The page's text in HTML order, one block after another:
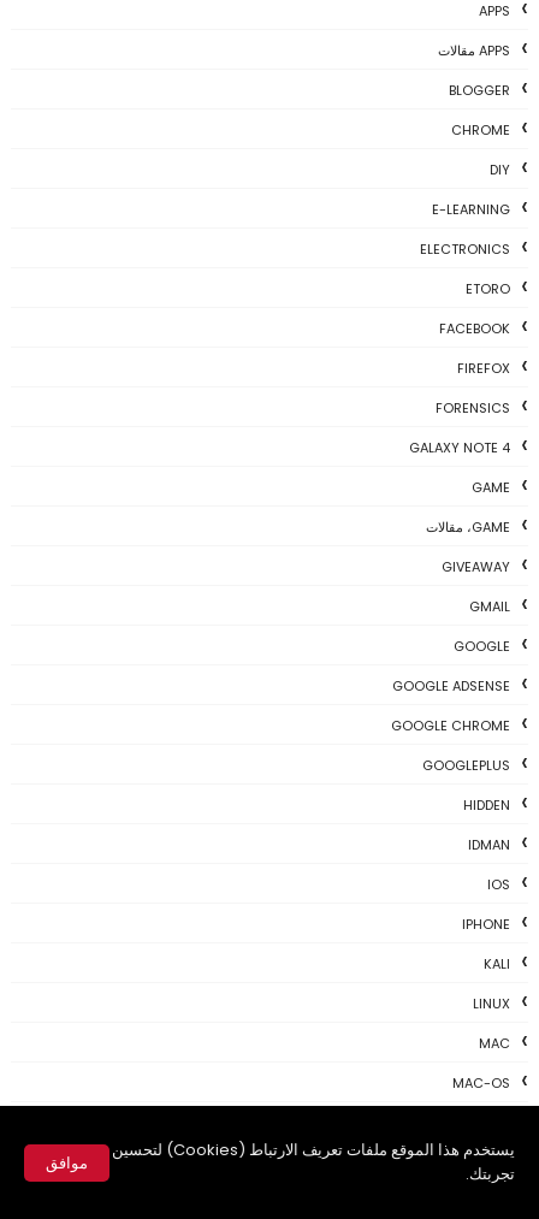
يستخدم هذا الموقع ملفات تعريف الارتباط (Cookies) لتحسين
تجربتك.
موافق
APPS
APPS مقالات
BLOGGER
CHROME
DIY
E-LEARNING
ELECTRONICS
ETORO
FACEBOOK
FIREFOX
FORENSICS
GALAXY NOTE 4
GAME
GAME، مقالات
GIVEAWAY
GMAIL
GOOGLE
GOOGLE ADSENSE
GOOGLE CHROME
GOOGLEPLUS
HIDDEN
IDMAN
IOS
IPHONE
KALI
LINUX
MAC
MAC-OS
MICROSOFT